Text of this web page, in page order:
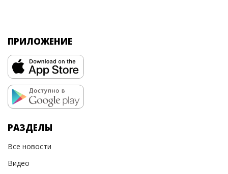
ПРИЛОЖЕНИЕ
РАЗДЕЛЫ
Все новости
Видео